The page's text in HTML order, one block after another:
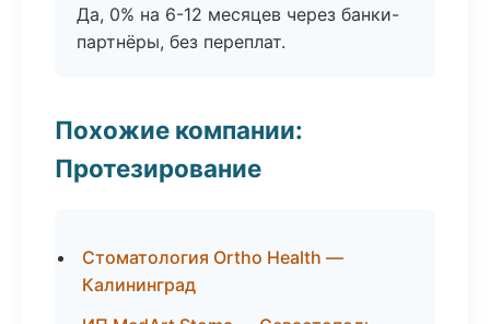
Да, 0% на 6-12 месяцев через банки-
партнёры, без переплат.
Похожие компании:
Протезирование
Стоматология Ortho Health —
Калининград